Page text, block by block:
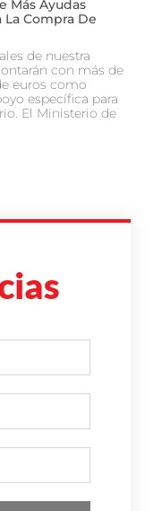
Más Ayudas
La Compra De
de nuestra
con más de
euros como
específica para
El Ministerio de